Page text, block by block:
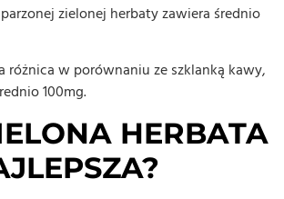
zielonej herbaty zawiera średnio
różnica w porównaniu ze szklanką kawy,
100mg.
HERBATA